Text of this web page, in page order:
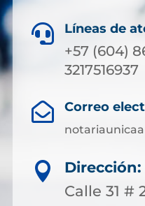
 Líneas de
+57 (604)
3217516937
 Correo

Dirección:
Calle 31 #